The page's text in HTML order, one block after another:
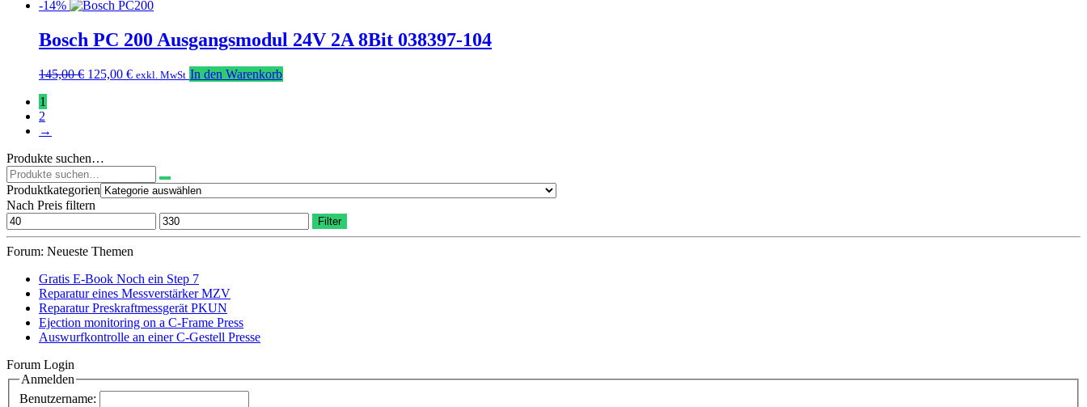
Preis
154,00 €
Preis
134,00 €.
-14%
Bosch PC 200 Ausgangsmodul 24V 2A 8Bit 038397-104
145,00€ Ursprünglicher
125,00 €Aktueller
exkl. MwSt In den Warenkorb
1
2
→
Produkte suchen…
Suchen
nach:
Produktkategorien
Nach Preis filtern
Min.
Preis
Max.
Preis
Filter
Forum: Neueste Themen
Gratis E-Book Noch ein Step 7
Reparatur eines Messverstärker MZV
Reparatur Preskraftmessgerät PKUN
Ejection monitoring on a C-Frame Press
Auswurfkontrolle an einer C-Gestell Presse
Forum Login
Anmelden
Benutzername: